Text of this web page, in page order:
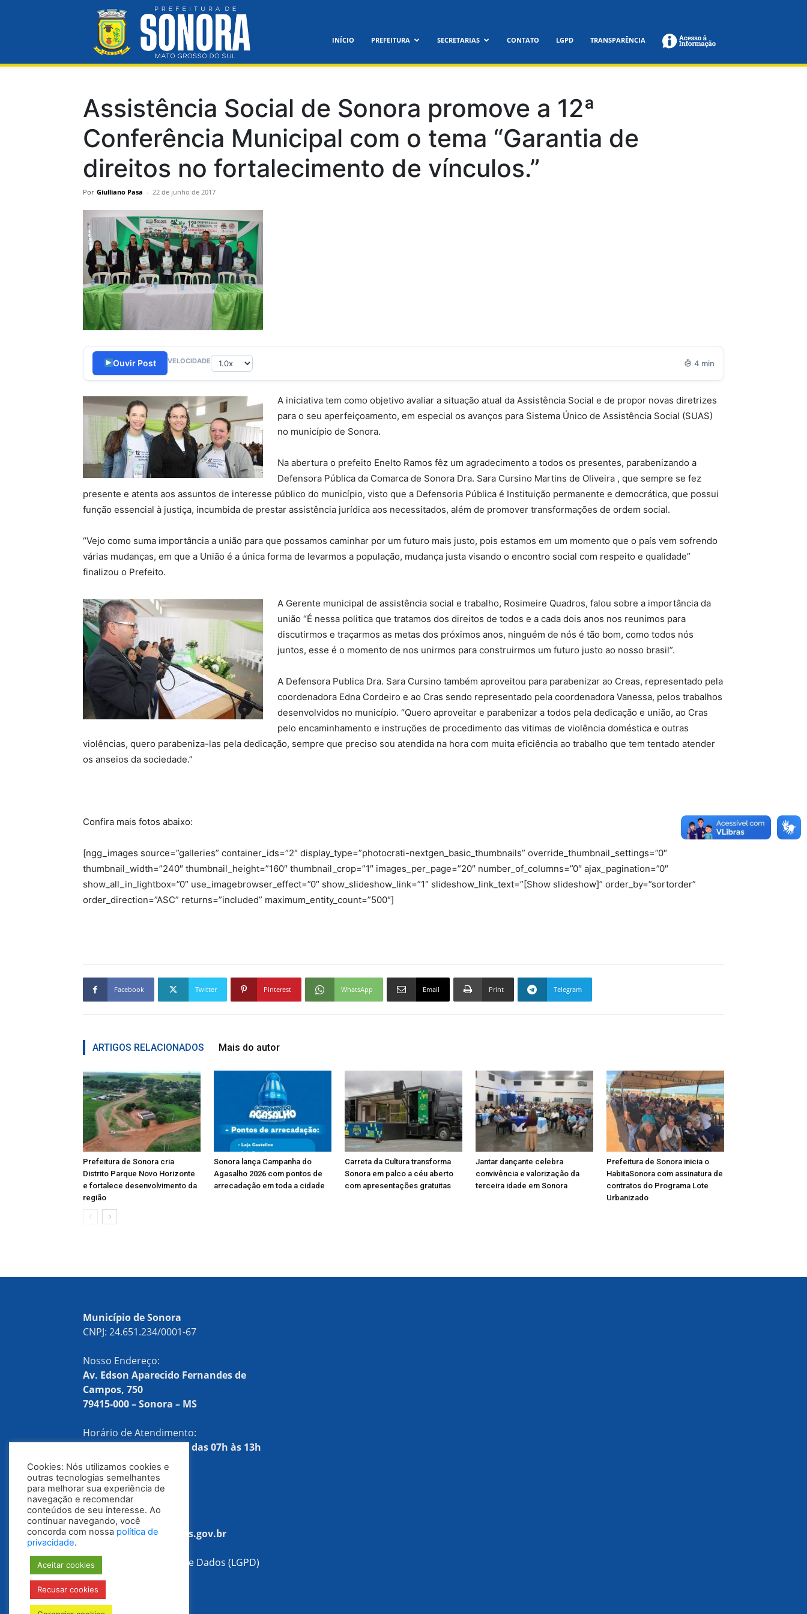
Sonora
INÍCIO PREFEITURA SECRETARIAS CONTATO LGPD TRANSPARÊNCIA
Assistência Social de Sonora promove a 12ª
Conferência Municipal com o tema “Garantia de
direitos no fortalecimento de vínculos.”
Por Giulliano Pasa - 22 de junho de 2017
Ouvir Post VELOCIDADE 4 min
A iniciativa tem como objetivo avaliar a situação atual da Assistência Social e de propor novas diretrizes
para o seu aperfeiçoamento, em especial os avanços para Sistema Único de Assistência Social (SUAS)
no município de Sonora.
Na abertura o prefeito Enelto Ramos fêz um agradecimento a todos os presentes, parabenizando a
Defensora Pública da Comarca de Sonora Dra. Sara Cursino Martins de Oliveira , que sempre se fez
presente e atenta aos assuntos de interesse público do município, visto que a Defensoria Pública é Instituição permanente e democrática, que possui
função essencial à justiça, incumbida de prestar assistência jurídica aos necessitados, além de promover transformações de ordem social.
“Vejo como suma importância a união para que possamos caminhar por um futuro mais justo, pois estamos em um momento que o país vem sofrendo
várias mudanças, em que a União é a única forma de levarmos a população, mudança justa visando o encontro social com respeito e qualidade”
finalizou o Prefeito.
A Gerente municipal de assistência social e trabalho, Rosimeire Quadros, falou sobre a importância da
união “É nessa politica que tratamos dos direitos de todos e a cada dois anos nos reunimos para
discutirmos e traçarmos as metas dos próximos anos, ninguém de nós é tão bom, como todos nós
juntos, esse é o momento de nos unirmos para construirmos um futuro justo ao nosso brasil”.
A Defensora Publica Dra. Sara Cursino também aproveitou para parabenizar ao Creas, representado pela
coordenadora Edna Cordeiro e ao Cras sendo representado pela coordenadora Vanessa, pelos trabalhos
desenvolvidos no município. “Quero aproveitar e parabenizar a todos pela dedicação e união, ao Cras
pelo encaminhamento e instruções de procedimento das vitimas de violência doméstica e outras
violências, quero parabeniza-las pela dedicação, sempre que preciso sou atendida na hora com muita eficiência ao trabalho que tem tentado atender
os anseios da sociedade.”
Confira mais fotos abaixo:
[ngg_images source=”galleries” container_ids=”2″ display_type=”photocrati-nextgen_basic_thumbnails” override_thumbnail_settings=”0″
thumbnail_width=”240″ thumbnail_height=”160″ thumbnail_crop=”1″ images_per_page=”20″ number_of_columns=”0″ ajax_pagination=”0″
show_all_in_lightbox=”0″ use_imagebrowser_effect=”0″ show_slideshow_link=”1″ slideshow_link_text=”[Show slideshow]” order_by=”sortorder”
order_direction=”ASC” returns=”included” maximum_entity_count=”500″]
Facebook Twitter Pinterest WhatsApp Email Print Telegram
ARTIGOS RELACIONADOS Mais do autor
Prefeitura de Sonora cria
Distrito Parque Novo Horizonte
e fortalece desenvolvimento da
região
Sonora lança Campanha do
Agasalho 2026 com pontos de
arrecadação em toda a cidade
Carreta da Cultura transforma
Sonora em palco a céu aberto
com apresentações gratuitas
Jantar dançante celebra
convivência e valorização da
terceira idade em Sonora
Prefeitura de Sonora inicia o
HabitaSonora com assinatura de
contratos do Programa Lote
Urbanizado
Município de Sonora
CNPJ: 24.651.234/0001-67
Nosso Endereço:
Av. Edson Aparecido Fernandes de
Campos, 750
79415-000 – Sonora – MS
Horário de Atendimento:
Segunda a sexta-feira, das 07h às 13h
Telefones:
(67) 3254-1522
E-mail:
tributacao@sonora.ms.gov.br
Lei Geral de Proteção de Dados (LGPD)
Política de Privacidade
Cookies: Nós utilizamos cookies e
outras tecnologias semelhantes
para melhorar sua experiência de
navegação e recomendar
conteúdos de seu interesse. Ao
continuar navegando, você
concorda com nossa política de
privacidade.
Aceitar cookies
Recusar cookies